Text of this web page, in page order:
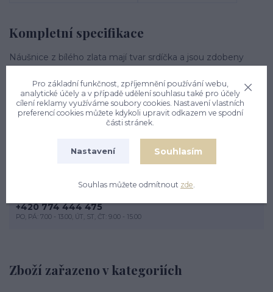
Kompletní specifikace
Náušnice z bílého zlata mají tvar srdíčka a jsou zdobeny
náušnic je 17 mm. Orientační váha přívěsku 1,77 g. Materiál
je zlato ryzosti 585/1000.
Zboží zařazeno v kategoriích
Nevíte si rady? Zavolejte.
+420 774 444 475
PO, PÁ: 7.00 - 13.00, ÚT, ST, ČT: 9.00 - 15.00
Pro základní funkčnost, zpříjemnění používání webu,
analytické účely a v případě udělení souhlasu také pro účely
cílení reklamy využíváme soubory cookies. Nastavení vlastních
preferencí cookies můžete kdykoli upravit odkazem ve spodní
části stránek.
Nastavení Souhlasím
Souhlas můžete odmítnout zde.